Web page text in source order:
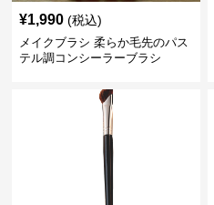
¥1,990 (税込)
メイクブラシ 柔らか毛先のパス
テル調コンシーラーブラシ